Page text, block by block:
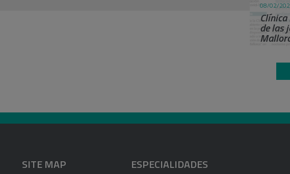
08/02/
de las
SITE MAP ESPECIALIDADES